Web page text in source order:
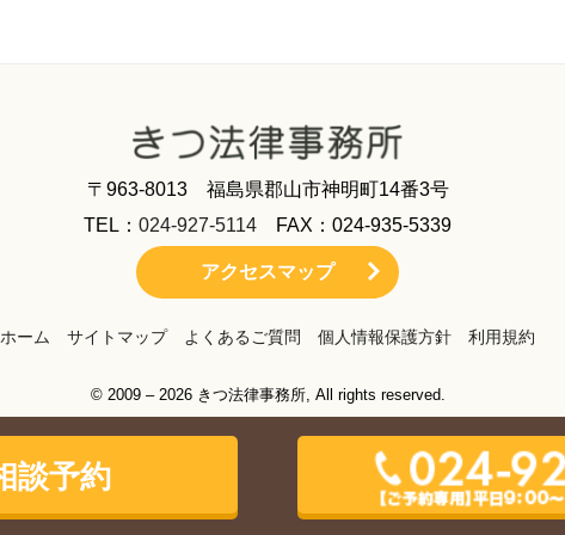
談予約
〒963-8013 福島県郡山市神明町14番3号
TEL： 024-927-5114 FAX：024-935-5339
アクセスマップ
ホーム サイトマップ よくあるご質問 個人情報保護方針 利用規約
© 2009 – 2026 きつ法律事務所, All rights reserved.